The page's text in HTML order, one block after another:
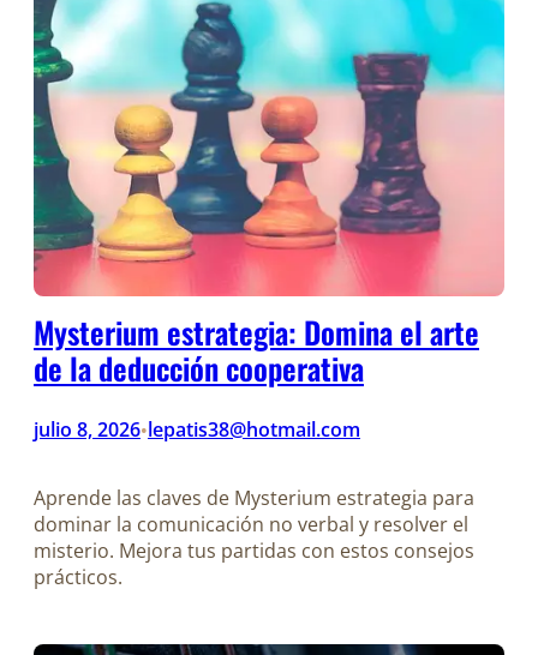
Mysterium estrategia: Domina el arte
de la deducción cooperativa
julio 8, 2026•lepatis38@hotmail.com
Aprende las claves de Mysterium estrategia para
dominar la comunicación no verbal y resolver el
misterio. Mejora tus partidas con estos consejos
prácticos.